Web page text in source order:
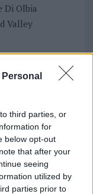
third parties, or
for
below opt-out
that after your
seeing
utilized by
parties prior to
Di Olbia
Valley
foto
+39